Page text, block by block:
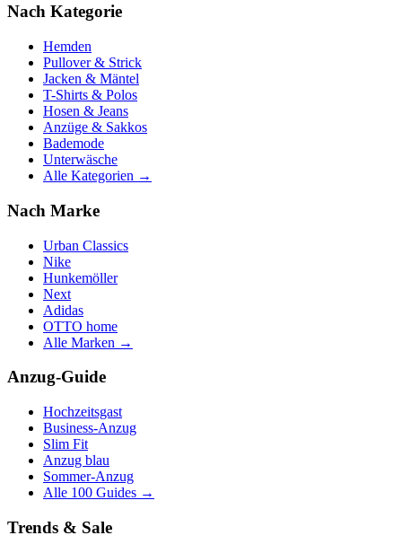
Nach Kategorie
Hemden
Pullover & Strick
Jacken & Mäntel
T-Shirts & Polos
Hosen & Jeans
Anzüge & Sakkos
Bademode
Unterwäsche
Alle Kategorien →
Nach Marke
Urban Classics
Nike
Hunkemöller
Next
Adidas
OTTO home
Alle Marken →
Anzug-Guide
Hochzeitsgast
Business-Anzug
Slim Fit
Anzug blau
Sommer-Anzug
Alle 100 Guides →
Trends & Sale